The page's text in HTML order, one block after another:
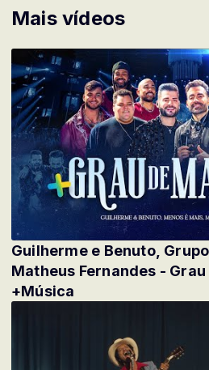
Mais vídeos
Guilherme e Benuto,
Matheus Fernandes -
+Música